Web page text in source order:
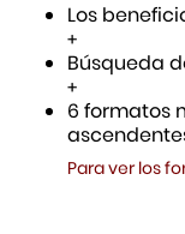
Los
+
Búsqueda
+
6 formatos
Para ver los